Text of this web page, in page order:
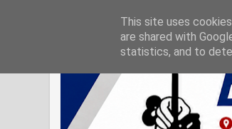
This site uses
are shared with
statistics, and to